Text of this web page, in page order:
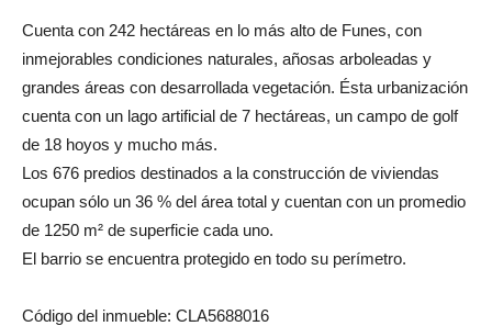
Cuenta con 242 hectáreas en lo más alto de Funes, con
inmejorables condiciones naturales, añosas arboleadas y
grandes áreas con desarrollada vegetación. Ésta urbanización
cuenta con un lago artificial de 7 hectáreas, un campo de golf
de 18 hoyos y mucho más.
Los 676 predios destinados a la construcción de viviendas
ocupan sólo un 36 % del área total y cuentan con un promedio
de 1250 m² de superficie cada uno.
El barrio se encuentra protegido en todo su perímetro.
Código del inmueble: CLA5688016